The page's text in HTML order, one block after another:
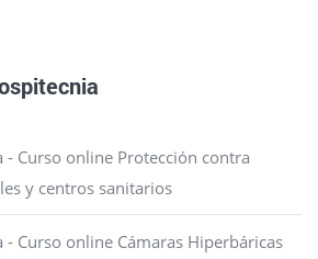
- Curso online Protección contra
y centros sanitarios
- Curso online Cámaras Hiperbáricas